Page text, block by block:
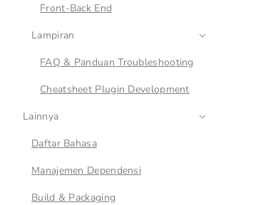
Front-Back End
Lampiran
FAQ & Panduan Troubleshooting
Cheatsheet Plugin Development
Lainnya
Daftar Bahasa
Manajemen Dependensi
Build & Packaging